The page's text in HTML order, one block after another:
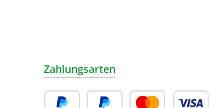
Zahlungsarten